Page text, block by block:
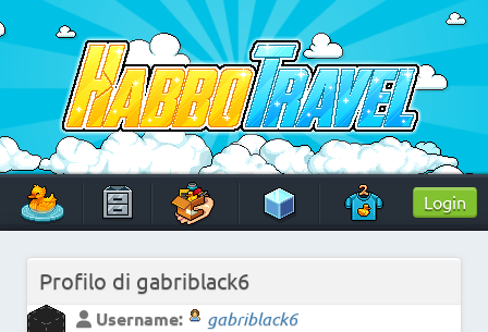
to
content
HabboTravel
Un viaggio di pixel!
Login
Profilo di gabriblack6
Username:
gabriblack6